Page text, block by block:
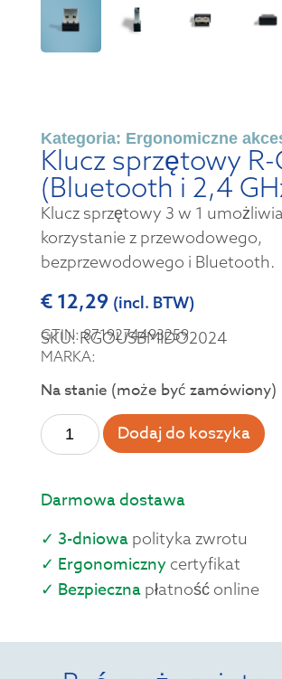
Kategoria: Ergonomiczne
Klucz sprzętowy R-
(Bluetooth i 2,4
Klucz sprzętowy 3 w 1
korzystanie z przewodowego,
bezprzewodowego i Bluetooth.
€12,29 (incl. BTW)
SKU: RGOUSBMIDO2024
GTIN: 8719274493259
MARKA:
Na stanie (może być zamówiony)
Dodaj do koszyka
Darmowa dostawa
✓ 3-dniowapolityka zwrotu
✓ Ergonomicznycertyfikat
✓ Bezpiecznapłatność online